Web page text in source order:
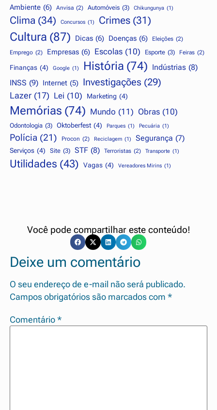
Ambiente (6) Anvisa (2) Automóveis (3) Chikungunya (1)
Clima (34) Concursos (1) Crimes (31)
Cultura (87) Dicas (6) Doenças (6) Eleições (2)
Emprego (2) Empresas (6) Escolas (10) Esporte (3) Feiras (2)
Finanças (4) Google (1) História (74) Indústrias (8)
INSS (9) Internet (5) Investigações (29)
Lazer (17) Lei (10) Marketing (4)
Memórias (74) Mundo (11) Obras (10)
Odontologia (3) Oktoberfest (4) Parques (1) Pecuária (1)
Polícia (21) Procon (2) Reciclagem (1) Segurança (7)
Serviços (4) Site (3) STF (8) Terroristas (2) Transporte (1)
Utilidades (43) Vagas (4) Vereadores Mirins (1)
Você pode compartilhar este conteúdo!
Deixe um comentário
O seu endereço de e-mail não será publicado.
Campos obrigatórios são marcados com *
Comentário *